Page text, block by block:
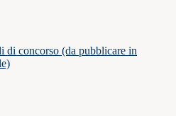
di concorso (da pubblicare in